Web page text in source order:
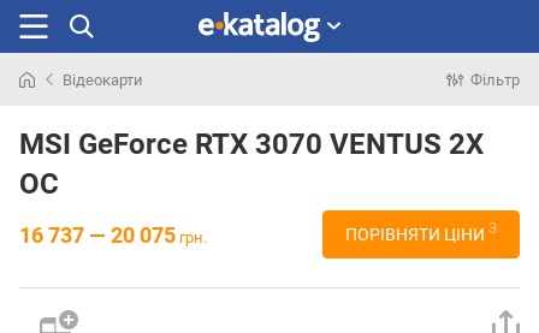
раніше
Відеокарти Фільтр
MSI GeForce RTX 3070 VENTUS 2X
OC
16 737 — 20 075 грн. ПОРІВНЯТИ ЦІНИ 3